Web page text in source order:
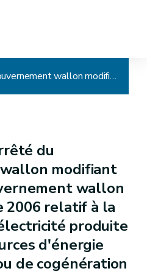
Arrêté du Gouvernement wallon modifiant l'arrêté du Gouvernement wallon du 30 novembre 2006 relatif à la promotion de l'électricité produite au moyen de sources d'énergie renouvelables ou de cogénération
du
modifiant
wallon
2006 relatif à la
produite
d'énergie
de cogénération